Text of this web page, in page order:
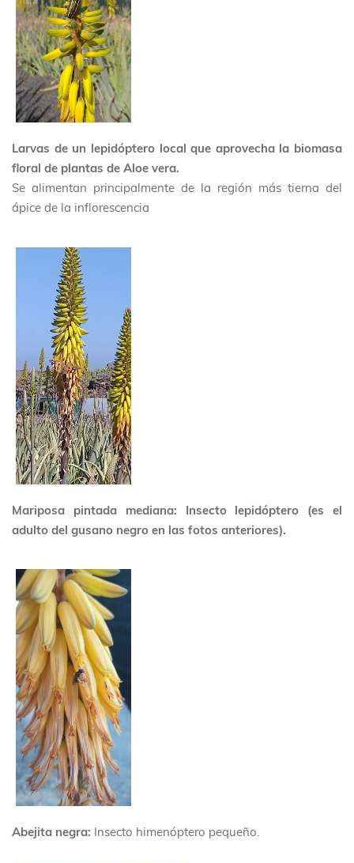
Larvas de un lepidóptero local que aprovecha la biomasa
floral de plantas de Aloe vera.
Se alimentan principalmente de la región más tierna del
ápice de la inflorescencia
Mariposa pintada mediana: Insecto lepidóptero (es el
adulto del gusano negro en las fotos anteriores).
Abejita negra: Insecto himenóptero pequeño.